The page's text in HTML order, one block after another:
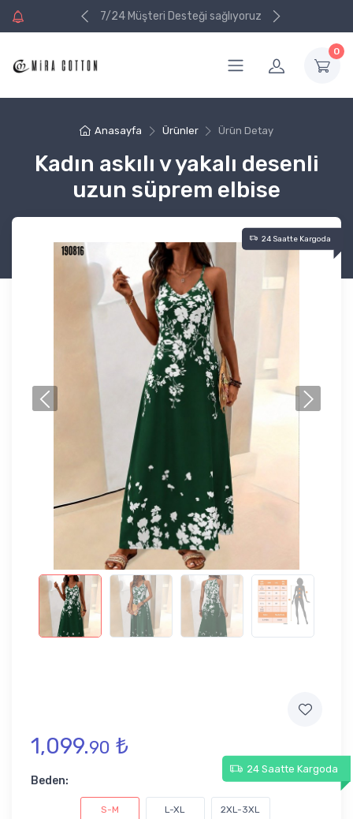
alışverişinizde
7/24 Müşteri Desteği sağlıyoruz
alışverişinizde
0
Anasayfa Ürünler Ürün Detay
Kadın askılı v yakalı desenli
uzun süprem elbise
24 Saatte Kargoda
1,099.90 ₺
24 Saatte Kargoda
Beden:
S-M L-XL 2XL-3XL